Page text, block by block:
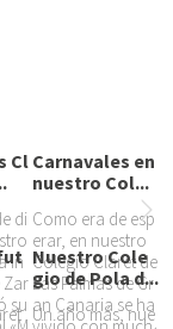
Cl
di
In
Zar
su
Carnavales en
nuestro Col...
Como era de esp
erar, en nuestro
Colegio Claret de
Las Palmas de Gr
an Canaria se ha
Nuestro Cole
gio de Pola d...
Un año más, nue